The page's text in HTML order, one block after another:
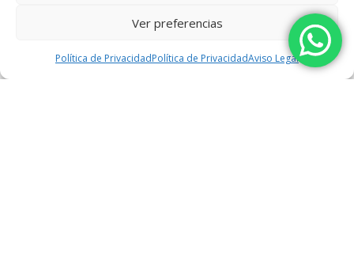
Ver preferencias
Política de PrivacidadPolítica de PrivacidadAviso Legal